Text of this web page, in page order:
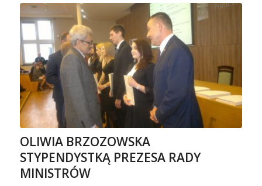
OLIWIA BRZOZOWSKA
STYPENDYSTKĄ PREZESA RADY
MINISTRÓW